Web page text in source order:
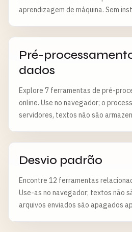
aprendizagem de máquina. Sem
Pré-
dados
Explore 7 ferramentas de pré-
online. Use no navegador; o
servidores, textos não são
Desvio padrão
Encontre 12 ferramentas
Use-as no navegador; textos não
arquivos enviados são apagados